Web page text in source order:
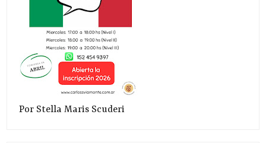
Por Stella Maris Scuderi